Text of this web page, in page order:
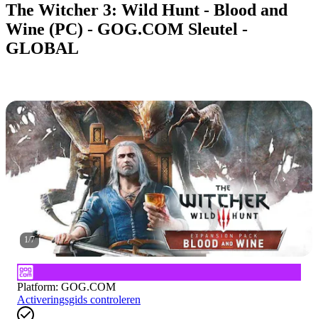
The Witcher 3: Wild Hunt - Blood and
Wine (PC) - GOG.COM Sleutel -
GLOBAL
1/7
Platform: GOG.COM
Activeringsgids controleren